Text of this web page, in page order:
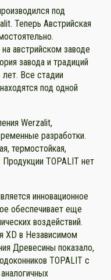
под
Теперь Австрийская
австрийском заводе
завода и традиций
Все стадии
под одной
Werzalit,
разработки.
термостойкая,
Продукции TOPALIT нет
инновационное
обеспечивает еще
воздействий.
XD в Независимом
Древесины показало,
TOPALIT с